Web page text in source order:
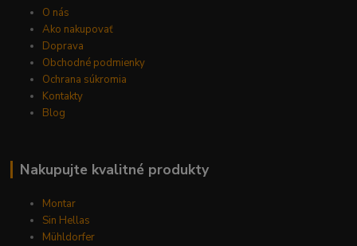
O nás
Ako nakupovať
Doprava
Obchodné podmienky
Ochrana súkromia
Kontakty
Blog
Nakupujte kvalitné produkty
Montar
Sin Hellas
Mühldorfer